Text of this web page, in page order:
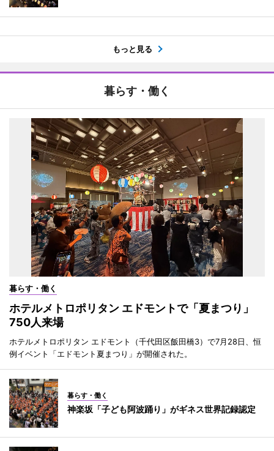
もっと見る
暮らす・働く
暮らす・働く
ホテルメトロポリタン エドモントで「夏まつり」
750人来場
ホテルメトロポリタン エドモント（千代田区飯田橋3）で7月28日、恒
例イベント「エドモント夏まつり」が開催された。
暮らす・働く
神楽坂「子ども阿波踊り」がギネス世界記録認定